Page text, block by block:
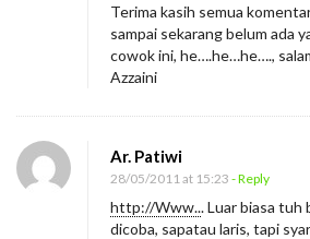
Terima kasih semua
sampai sekarang belum ada
cowok ini, he….he…he….,
Azzaini
Ar. Patiwi
28/05/2011 at 15:23 - Reply
http://Www... Luar biasa tuh
dicoba, sapatau laris, tapi